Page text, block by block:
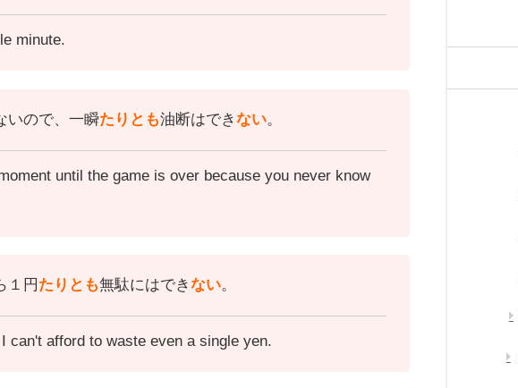
minute.
いので、一瞬たりとも油断はできない。
until the game is over because you never know
１円 たりとも無駄にはできない。
can't afford to waste even a single yen.